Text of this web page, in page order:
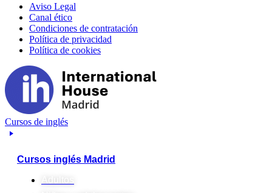
Aviso Legal
Canal ético
Condiciones de contratación
Política de privacidad
Política de cookies
Cursos de inglés
Cursos inglés Madrid
Adultos